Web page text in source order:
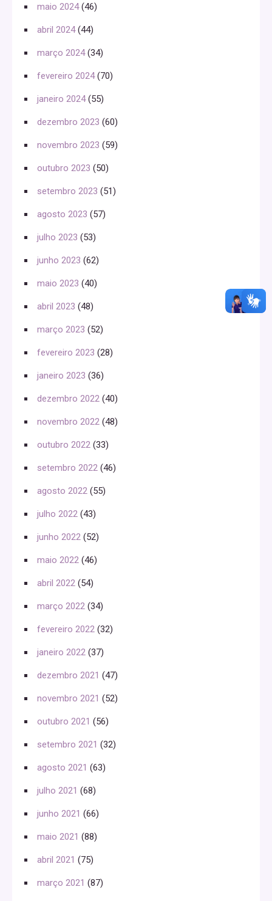
maio 2024(46)
abril 2024(44)
março 2024(34)
fevereiro 2024(70)
janeiro 2024(55)
dezembro 2023 (60)
novembro 2023 (59)
outubro 2023 (50)
setembro 2023 (51)
agosto 2023 (57)
julho 2023 (53)
junho 2023 (62)
maio 2023 (40)
abril 2023 (48)
março 2023 (52)
fevereiro 2023 (28)
janeiro 2023 (36)
dezembro 2022 (40)
novembro 2022 (48)
outubro 2022 (33)
setembro 2022 (46)
agosto 2022 (55)
julho 2022 (43)
junho 2022 (52)
maio 2022 (46)
abril 2022 (54)
março 2022 (34)
fevereiro 2022 (32)
janeiro 2022 (37)
dezembro 2021 (47)
novembro 2021 (52)
outubro 2021 (56)
setembro 2021 (32)
agosto 2021 (63)
julho 2021 (68)
junho 2021 (66)
maio 2021 (88)
abril 2021 (75)
março 2021 (87)